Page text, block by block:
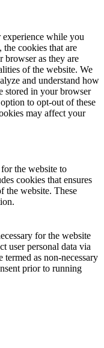
while you
cookies that are
browser as they are
of the website. We
and understand how
stored in your browser
to opt-out of these
may affect your
the website to
cookies that ensures
the website. These
for the website
user personal data via
termed as non-necessary
prior to running